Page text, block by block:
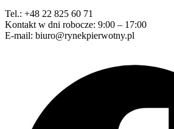
Tel.: +48 22 825 60 71
Kontakt w dni robocze: 9:00 – 17:00
E-mail: biuro@rynekpierwotny.pl